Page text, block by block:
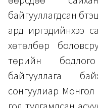
байгууллагдсан
ард иргэдийнхээ
хөтөлбөр
төрийн бодлого
байгууллага
сонгуулиар